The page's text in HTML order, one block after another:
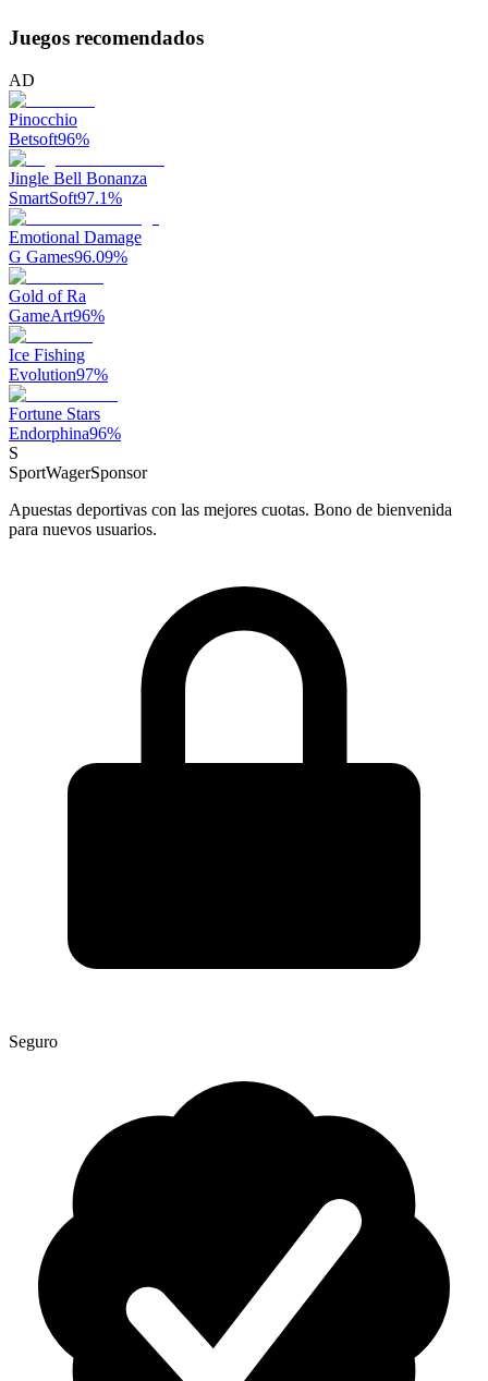
Juegos recomendados
AD
Pinocchio
Betsoft96%
Jingle Bell Bonanza
SmartSoft97.1%
Emotional Damage
G Games96.09%
Gold of Ra
GameArt96%
Ice Fishing
Evolution97%
Fortune Stars
Endorphina96%
S
SportWagerSponsor
Apuestas deportivas con las mejores cuotas. Bono de bienvenida
para nuevos usuarios.
Seguro